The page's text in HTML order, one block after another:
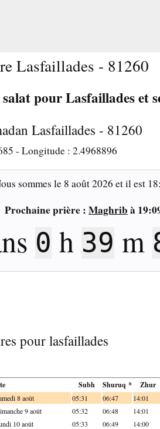
Lasfaillades - 81260
pour Lasfaillades et
Lasfaillades - 81260
- Longitude : 2.4968896
sommes le 8 août 2026 et il est
Prochaine prière : Maghrib à
0 h 39 m
pour lasfaillades
Subh Shuruq * Zhur
8 août 05:31 06:47 14:01
9 août 05:32 06:48 14:01
10 août 05:33 06:49 14:00